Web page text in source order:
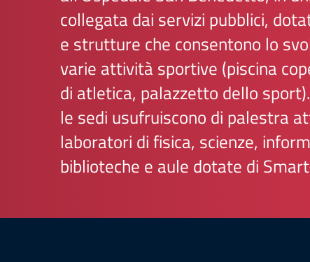
collegata dai servizi pubblici,
e strutture che consentono lo
varie attività sportive (piscina
di atletica, palazzetto dello
le sedi usufruiscono di palestra
laboratori di fisica, scienze,
biblioteche e aule dotate di